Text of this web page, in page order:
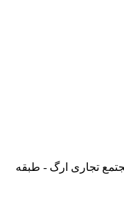
تجاری ارگ - طبقه